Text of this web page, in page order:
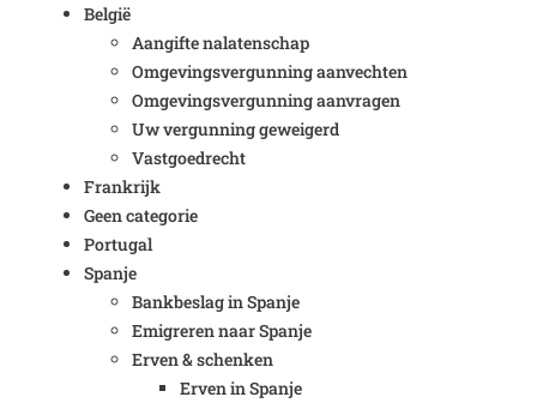
België
Aangifte nalatenschap
Omgevingsvergunning aanvechten
Omgevingsvergunning aanvragen
Uw vergunning geweigerd
Vastgoedrecht
Frankrijk
Geen categorie
Portugal
Spanje
Bankbeslag in Spanje
Emigreren naar Spanje
Erven & schenken
Erven in Spanje